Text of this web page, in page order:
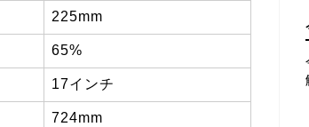
225mm
65%
17インチ
724mm